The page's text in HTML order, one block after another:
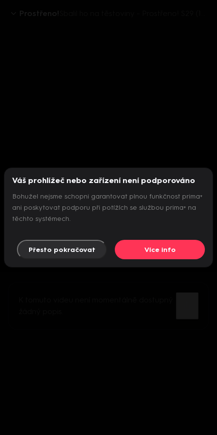
Prostřeno!
Nepodařilo se inicializovat přehrávač
Váš prohlížeč nebo zařízení není podporováno
Bohužel nejsme schopni garantovat plnou funkčnost prima+
ani poskytovat podporu při potížích se službou prima+ na
těchto systémech.
Přesto pokračovat Více info